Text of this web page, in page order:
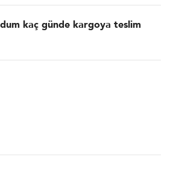
kaç günde kargoya teslim